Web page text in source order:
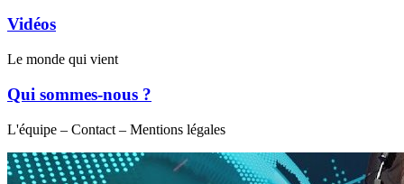
Vidéos
Le monde qui vient
Qui sommes-nous ?
L'équipe – Contact – Mentions légales